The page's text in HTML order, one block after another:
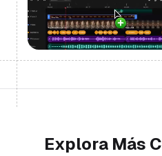
Explora Más